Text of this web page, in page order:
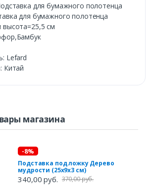
для бумажного полотенца
для бумажного полотенца
высота=25,5 см
Lefard
Китай
магазина
-8%
Подставка под ложку Дерево
мудрости (25х9х3 см)
340,00 руб. 370,00 руб.